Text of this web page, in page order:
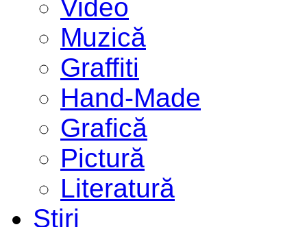
Video
Muzică
Graffiti
Hand-Made
Grafică
Pictură
Literatură
Ştiri